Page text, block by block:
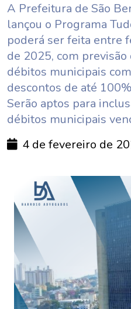
A Prefeitura de São
lançou o Programa
poderá ser feita entre
de 2025, com
débitos municipais
descontos de até
Serão aptos para
débitos municipais
4 de fevereiro de